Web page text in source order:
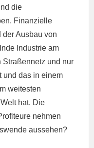
die
Finanzielle
der Ausbau von
Industrie am
Straßennetz und nur
und das in einem
weitesten
hat. Die
nehmen
aussehen?